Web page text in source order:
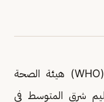
(WHO) هيئة الصحة
شرق المتوسط في